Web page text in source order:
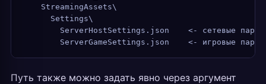
    StreamingAssets\
      Settings\
ServerHostSettings.json    <- сетевые
ServerGameSettings.json    <- игровые
Путь также можно задать явно через аргумент